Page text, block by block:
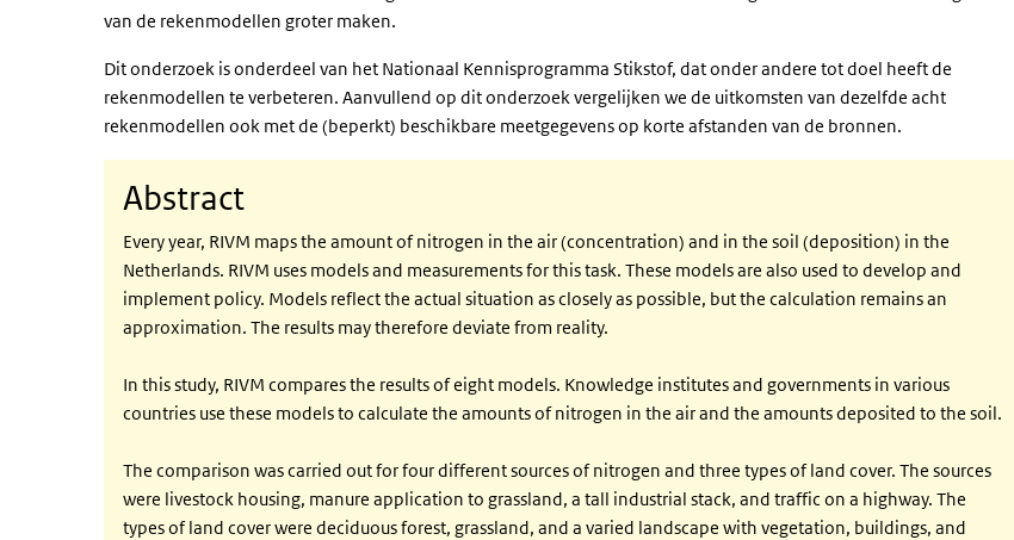
van de rekenmodellen groter maken.
Dit onderzoek is onderdeel van het Nationaal Kennisprogramma Stikstof, dat onder andere tot doel heeft de
rekenmodellen te verbeteren. Aanvullend op dit onderzoek vergelijken we de uitkomsten van dezelfde acht
rekenmodellen ook met de (beperkt) beschikbare meetgegevens op korte afstanden van de bronnen.
Abstract
Every year, RIVM maps the amount of nitrogen in the air (concentration) and in the soil (deposition) in the
Netherlands. RIVM uses models and measurements for this task. These models are also used to develop and
implement policy. Models reflect the actual situation as closely as possible, but the calculation remains an
approximation. The results may therefore deviate from reality.
In this study, RIVM compares the results of eight models. Knowledge institutes and governments in various
countries use these models to calculate the amounts of nitrogen in the air and the amounts deposited to the soil.
The comparison was carried out for four different sources of nitrogen and three types of land cover. The sources
were livestock housing, manure application to grassland, a tall industrial stack, and traffic on a highway. The
types of land cover were deciduous forest, grassland, and a varied landscape with vegetation, buildings, and